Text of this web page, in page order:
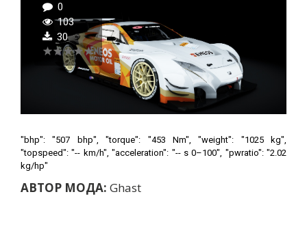
0
103
30
"bhp": "507 bhp", "torque": "453 Nm", "weight": "1025 kg",
"topspeed": "-- km/h", "acceleration": "-- s 0–100", "pwratio": "2.02
kg/hp"
АВТОР МОДА: Ghast